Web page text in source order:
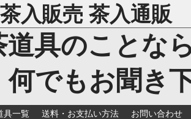
茶入販売 茶入通販
道具のことな
何でもお聞き
具一覧 送料・お支払い方法 お問い合わせ